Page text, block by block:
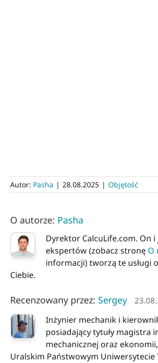
Autor: Pasha | 28.08.2025 | Objętość
O autorze: Pasha
Dyrektor CalcuLife.com. On i
ekspertów (zobacz stronę O
informacji) tworzą te usługi
Ciebie.
Recenzowany przez: Sergey
Inżynier mechanik i
posiadający tytuły magistra
mechanicznej oraz
Uralskim Państwowym Uniwersytecie